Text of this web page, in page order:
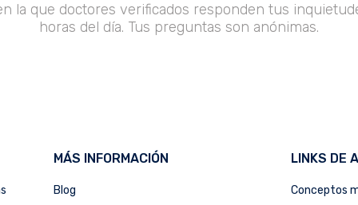
la que doctores verificados responden tus
horas del día. Tus preguntas son anónimas.
MÁS INFORMACIÓN
Blog
LINKS DE
Conceptos